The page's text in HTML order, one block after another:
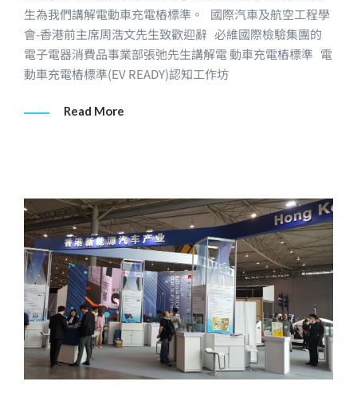
生為我們講解電動車充電樁標準。 國際汽車及航空工程學
會-香港前主席周浩文先生致歡迎辭 必維國際檢驗集團的
電子電器消費品事業部張弛先生講解電 動車充電樁標準 電
動車充電樁標準(EV READY)認知工作坊
Read More